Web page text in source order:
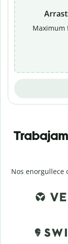
Maximum
Nos enorgullece